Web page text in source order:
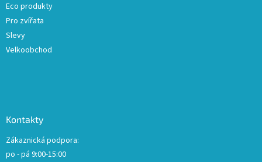
Eco produkty
Pro zvířata
Slevy
Velkoobchod
Kontakty
Zákaznická podpora:
po - pá 9:00-15:00